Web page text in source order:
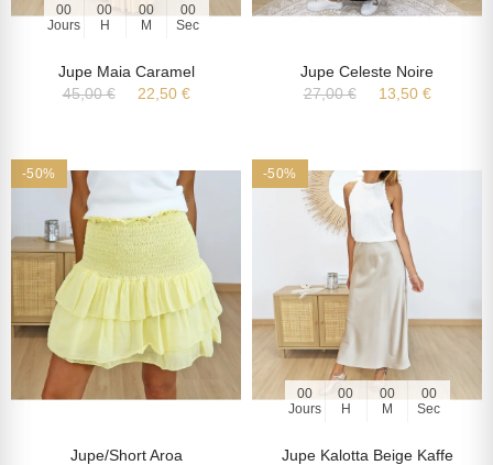
00
Jours
00
H
00
M
00
Sec
Jupe Maia Caramel
45,00 €
22,50 €
Jupe Celeste Noire
27,00 €
13,50 €
-50%
Jupe/short Aroa
-50%
00
Jours
00
H
00
M
00
Sec
Jupe Kalotta Beige Kaffe